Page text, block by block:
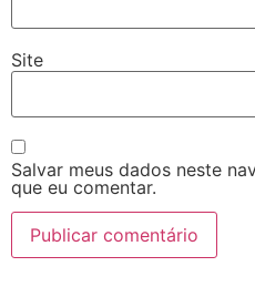
Site
Salvar meus dados neste
que eu comentar.